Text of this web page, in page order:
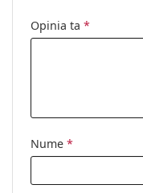
Opinia ta *
Nume *